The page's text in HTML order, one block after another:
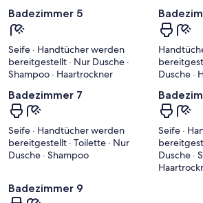
Badezimmer 5
Seife · Handtücher werden
bereitgestellt · Nur Dusche ·
Shampoo · Haartrockner
Dusche ·
Badezimmer 7
Seife · Handtücher werden
bereitgestellt · Toilette · Nur
Dusche · Shampoo
Seife ·
Dusche ·
Badezimmer 9